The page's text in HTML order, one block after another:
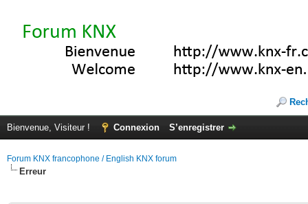
Bienvenue, Visiteur ! Connexion S’enregistrer
Forum KNX francophone / English KNX forum
Erreur